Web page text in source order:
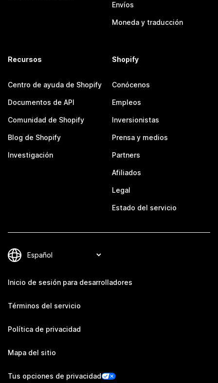
Envíos
Moneda y traducción
Recursos
Centro de ayuda de Shopify
Documentos de API
Comunidad de Shopify
Blog de Shopify
Investigación
Shopify
Conócenos
Empleos
Inversionistas
Prensa y medios
Partners
Afiliados
Legal
Estado del servicio
Inicio de sesión para desarrolladores
Términos del servicio
Política de privacidad
Mapa del sitio
Tus opciones de privacidad